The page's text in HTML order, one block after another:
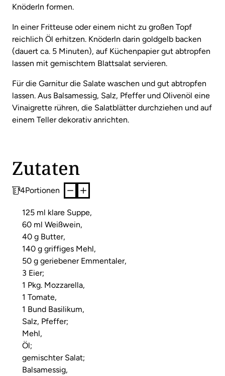
Knöderln formen.
In einer Fritteuse oder einem nicht zu großen Topf
reichlich Öl erhitzen. Knöderln darin goldgelb backen
(dauert ca. 5 Minuten), auf Küchenpapier gut abtropfen
lassen mit gemischtem Blattsalat servieren.
Für die Garnitur die Salate waschen und gut abtropfen
lassen. Aus Balsamessig, Salz, Pfeffer und Olivenöl eine
Vinaigrette rühren, die Salatblätter durchziehen und auf
einem Teller dekorativ anrichten.
Zutaten
4Portionen
125 ml klare Suppe,
60 ml Weißwein,
40 g Butter,
140 g griffiges Mehl,
50 g geriebener Emmentaler,
3 Eier;
1 Pkg. Mozzarella,
1 Tomate,
1 Bund Basilikum,
Salz, Pfeffer;
Mehl,
Öl;
gemischter Salat;
Balsamessig,